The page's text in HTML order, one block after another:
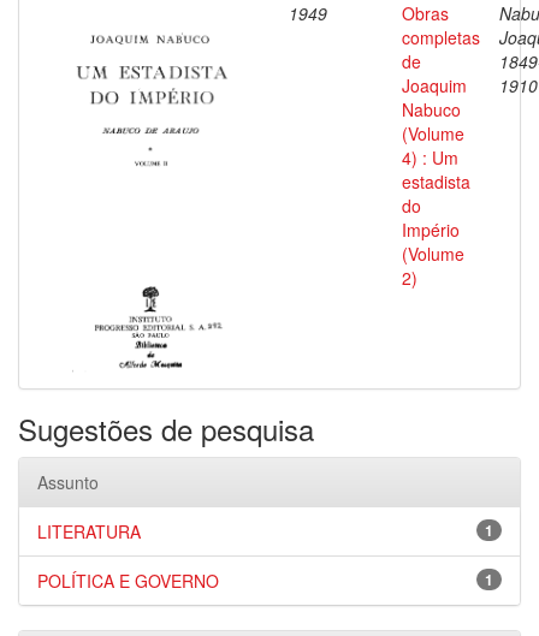
1949
Obras
completas
de
Joaquim
Nabuco
(Volume
4) : Um
estadista
do
Império
(Volume
2)
1910
Sugestões de pesquisa
Assunto
1
LITERATURA
1
POLÍTICA E GOVERNO